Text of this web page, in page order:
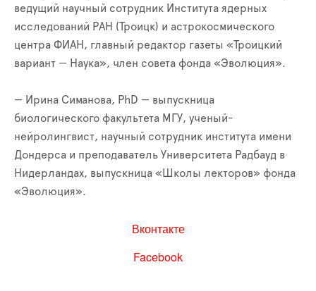
ведущий научный сотрудник Института ядерных
исследований РАН (Троицк) и астрокосмического
центра ФИАН, главный редактор газеты «Троицкий
вариант — Наука», член совета фонда «Эволюция».
— Ирина Симанова, PhD — выпускница
биологического факультета МГУ, ученый-
нейролингвист, научный сотрудник института имени
Дондерса и преподаватель Университета Радбауд в
Нидерландах, выпускница «Школы лекторов» фонда
«Эволюция».
Вконтакте
Facebook